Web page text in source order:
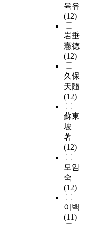
육유
(12)
岩垂
憲德
(12)
久保
天隨
(12)
蘇東
坡
著
(12)
모암
숙
(12)
이백
(11)